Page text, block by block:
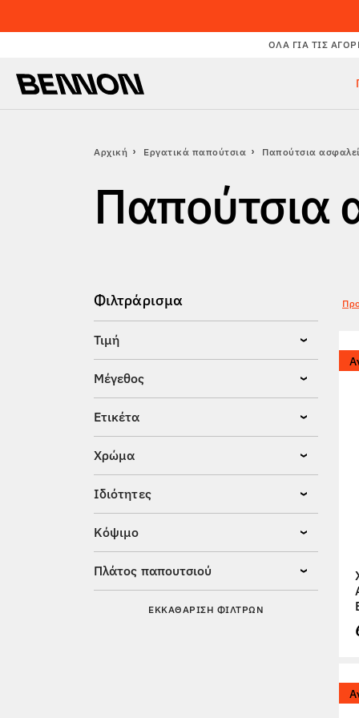
ΌΛΑ ΓΙΑ ΤΙΣ
Αρχική Εργατικά παπούτσια Παπούτσια
Παπούτσια
Φιλτράρισμα
Τιμή
Μέγεθος
Ετικέτα
Χρώμα
Ιδιότητες
Κόψιμο
Πλάτος παπουτσιού
ΕΚΚΑΘΆΡΙΣΗ ΦΊΛΤΡΩΝ